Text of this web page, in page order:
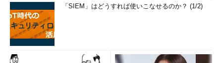
「SIEM」はどうすれば使いこなせるのか？ (1/2)